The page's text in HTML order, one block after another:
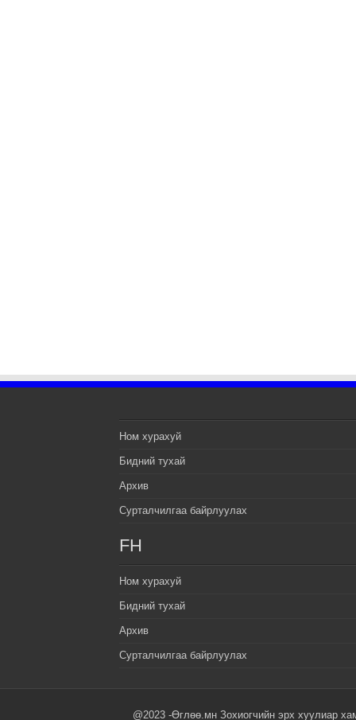
Ном хурахуй
Бидний тухай
Архив
Сурталчилгаа байрлуулах
FH
Ном хурахуй
Бидний тухай
Архив
Сурталчилгаа байрлуулах
@2023 -Өглөө.мн Зохиогчийн эрх хуулиар